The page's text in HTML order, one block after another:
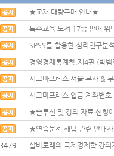
★교재 대량구매 안내★
특수교육 도서 17종 판매 위
SPSS를 활용한 심리연구분
경영경제통계학,제4판 (박
시그마프레스 서울 본사 &
시그마프레스 입금 계좌번호
★솔루션 및 강의 자료 신청
★연습문제 해답 관련 안내
3479
살바토레의 국제경제학 강의